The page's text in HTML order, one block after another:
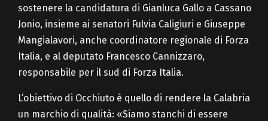
sostenere la candidatura di Gianluca Gallo a Cassano
Jonio, insieme ai senatori Fulvia Caligiuri e Giuseppe
Mangialavori, anche coordinatore regionale di Forza
Italia, e al deputato Francesco Cannizzaro,
responsabile per il sud di Forza Italia.
L’obiettivo di Occhiuto è quello di rendere la Calabria
un marchio di qualità: «Siamo stanchi di essere